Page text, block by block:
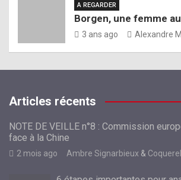
A REGARDER
Borgen, une femme
3 ans ago Alexandre
Articles récents
NOTE DE VEILLE n°8 : Commission
face à la Chine
2 mois ago Ambre Signarbieux &